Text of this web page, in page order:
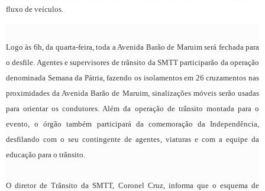
fluxo de veículos.
Logo às 6h, da quarta-feira, toda a Avenida Barão de Maruim será fechada para
o desfile. Agentes e supervisores de trânsito da SMTT participarão da operação
denominada Semana da Pátria, fazendo os isolamentos em 26 cruzamentos nas
proximidades da Avenida Barão de Maruim, sinalizações móveis serão usadas
para orientar os condutores. Além da operação de trânsito montada para o
evento, o órgão também participará da comemoração da Independência,
desfilando com o seu contingente de agentes, viaturas e com a equipe da
educação para o trânsito.
O diretor de Trânsito da SMTT, Coronel Cruz, informa que o esquema de